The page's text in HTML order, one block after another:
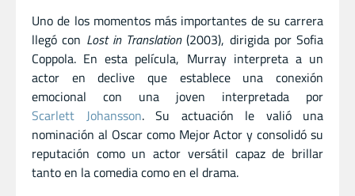
Uno de los momentos más importantes de su carrera
llegó con Lost in Translation(2003), dirigida por Sofia
Coppola. En esta película, Murray interpreta a un
actor en declive que establece una conexión
emocional con una joven interpretada por
Scarlett Johansson. Su actuación le valió una
nominación al Oscar como Mejor Actor y consolidó su
reputación como un actor versátil capaz de brillar
tanto en la comedia como en el drama.